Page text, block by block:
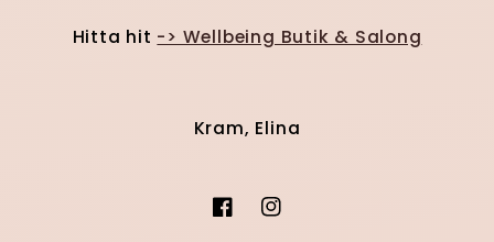
Hitta hit -> Wellbeing Butik & Salong
Kram, Elina
FacebookInstagram